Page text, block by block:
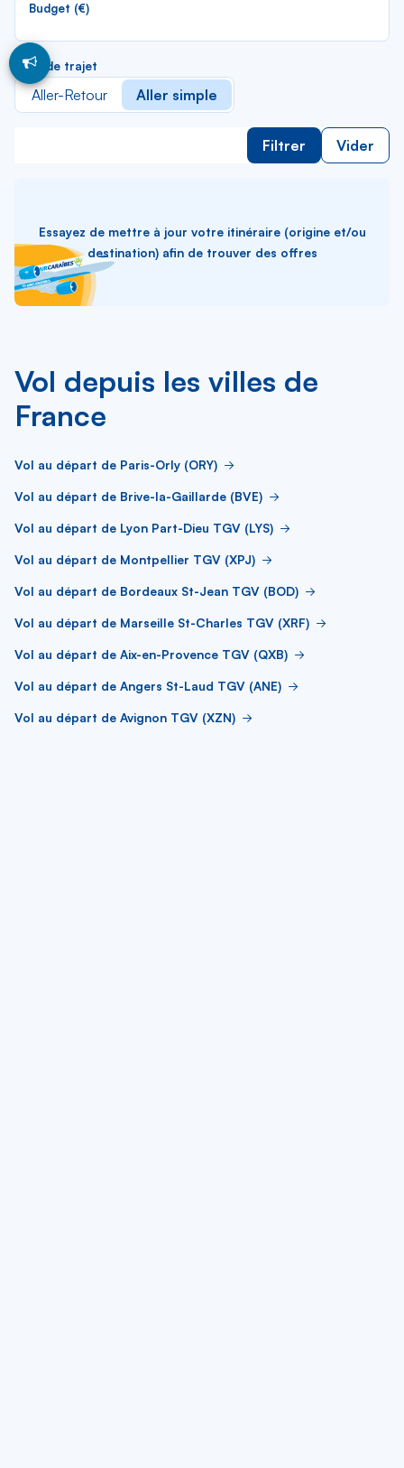
Budget (€)
Type de trajet
Aller-Retour Aller simple
Filtrer Vider
Essayez de mettre à jour votre itinéraire (origine et/ou
destination) afin de trouver des offres
Vol depuis les villes de
France
Vol au départ de Paris-Orly (ORY)
Vol au départ de Brive-la-Gaillarde (BVE)
Vol au départ de Lyon Part-Dieu TGV (LYS)
Vol au départ de Montpellier TGV (XPJ)
Vol au départ de Bordeaux St-Jean TGV (BOD)
Vol au départ de Marseille St-Charles TGV (XRF)
Vol au départ de Aix-en-Provence TGV (QXB)
Vol au départ de Angers St-Laud TGV (ANE)
Vol au départ de Avignon TGV (XZN)